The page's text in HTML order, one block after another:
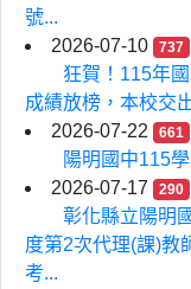
號...
2026-07-10
737
狂賀！115年
成績放榜，本校交
2026-07-22
661
陽明國中115
2026-07-17
290
彰化縣立陽明
度第2次代理(課)教
考...